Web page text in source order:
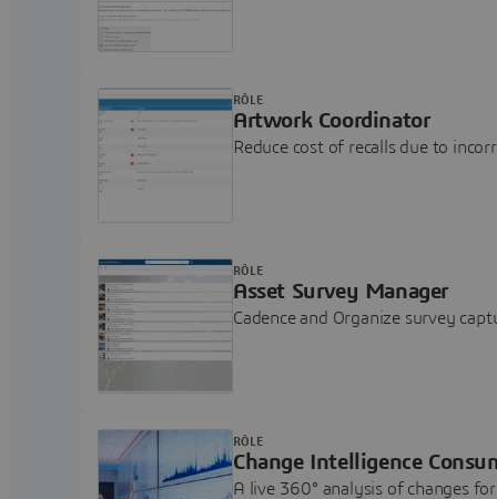
Artwork Coordinator
Reduce cost of recalls due to
RÔLE
Asset Survey Manager
Cadence and Organize survey
RÔLE
Change Intelligence
A live 360° analysis of changes
RÔLE